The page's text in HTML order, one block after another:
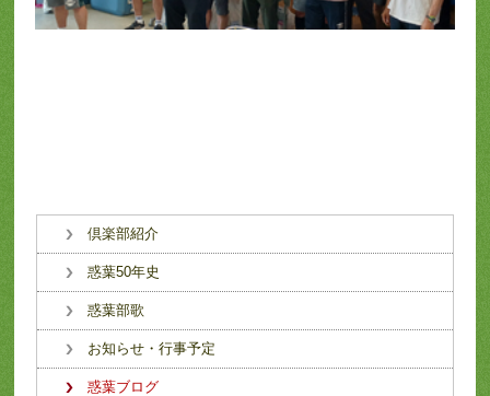
倶楽部紹介
惑葉50年史
惑葉部歌
お知らせ・行事予定
惑葉ブログ